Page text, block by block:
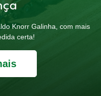
Knorr Galinha, com mais
certa!